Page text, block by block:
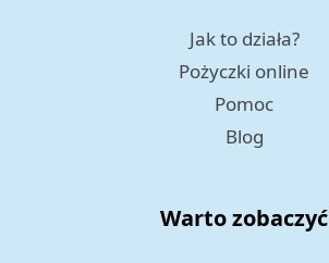
Jak to działa?
Pożyczki online
Pomoc
Blog
Warto zobaczyć